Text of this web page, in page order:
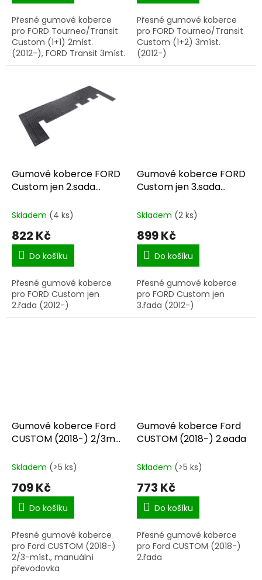
Přesné gumové koberce
pro FORD Tourneo/Transit
Custom (1+1) 2míst.
(2012-), FORD Transit 3míst.
(2014-)
Přesné gumové koberce
pro FORD Tourneo/Transit
Custom (1+2) 3míst.
(2012-)
Gumové koberce FORD
Custom jen 2.sada
Skladem (4 ks)
822 Kč
Do košíku
Přesné gumové koberce
pro FORD Custom jen
2.řada (2012-)
Gumové koberce FORD
Custom jen 3.sada
Skladem (2 ks)
899 Kč
Do košíku
Přesné gumové koberce
pro FORD Custom jen
3.řada (2012-)
Gumové koberce Ford
CUSTOM (2018-) 2/3m
Skladem (>5 ks)
709 Kč
Do košíku
Přesné gumové koberce
pro Ford CUSTOM (2018-)
2/3-míst., manuální
převodovka
Gumové koberce Ford
CUSTOM (2018-) 2.øada
Skladem (>5 ks)
773 Kč
Do košíku
Přesné gumové koberce
pro Ford CUSTOM (2018-)
2.řada